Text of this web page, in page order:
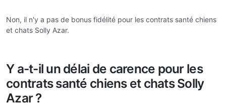
Non, il n'y a pas de bonus fidélité pour les contrats santé chiens
et chats Solly Azar.
Y a-t-il un délai de carence pour les
contrats santé chiens et chats Solly
Azar ?